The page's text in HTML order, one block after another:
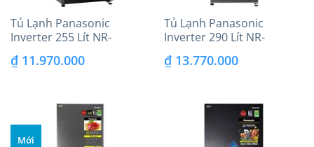
Tủ Lạnh Panasonic
Inverter 255 Lít NR-
₫11.970.000
Tủ Lạnh Panasonic
Inverter 290 Lít NR-
₫13.770.000
Mới